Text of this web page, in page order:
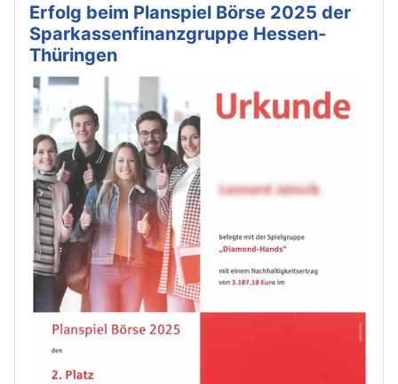
Erfolg beim Planspiel Börse 2025 der
Sparkassenfinanzgruppe Hessen-
Thüringen